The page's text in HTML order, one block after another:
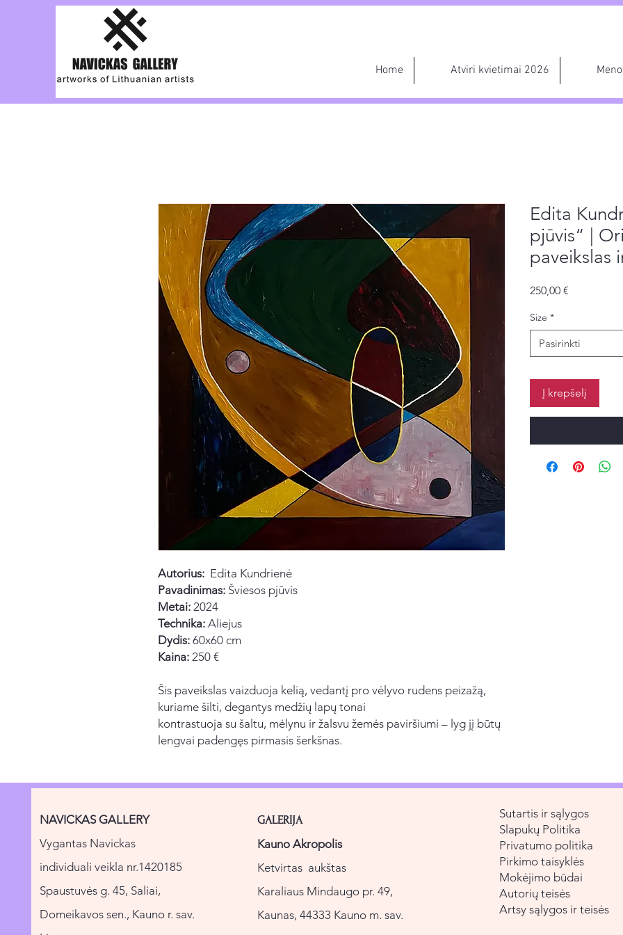
Home Atviri kvietimai 2026
Autorius: Edita Kundrienė
Pavadinimas: Šviesos pjūvis
Metai: 2024
Technika: Aliejus
Dydis: 60x60 cm
Kaina: 250 €
Šis paveikslas vaizduoja kelią, vedantį pro vėlyvo rudens peizažą,
kuriame šilti, degantys medžių lapų tonai
kontrastuoja su šaltu, mėlynu ir žalsvu žemės paviršiumi – lyg jį būtų
lengvai padengęs pirmasis šerkšnas.
Edita
pjūvis“ |
paveikslas
250,00 €
Size *
Pasirinkti
Į krepšelį
NAVICKAS GALLERY
Vygantas Navickas
individuali veikla nr.1420185
Spaustuvės g. 45, Saliai,
Domeikavos sen., Kauno r. sav.
GALERIJA
Kauno Akropolis
Ketvirtas aukštas
Karaliaus Mindaugo pr. 49,
Kaunas, 44333 Kauno m. sav.
Sutartis ir sąlygos
Slapukų Politika
Privatumo politika
Pirkimo taisyklės
Mokėjimo būdai
Autorių teisės
Artsy sąlygos ir teisės